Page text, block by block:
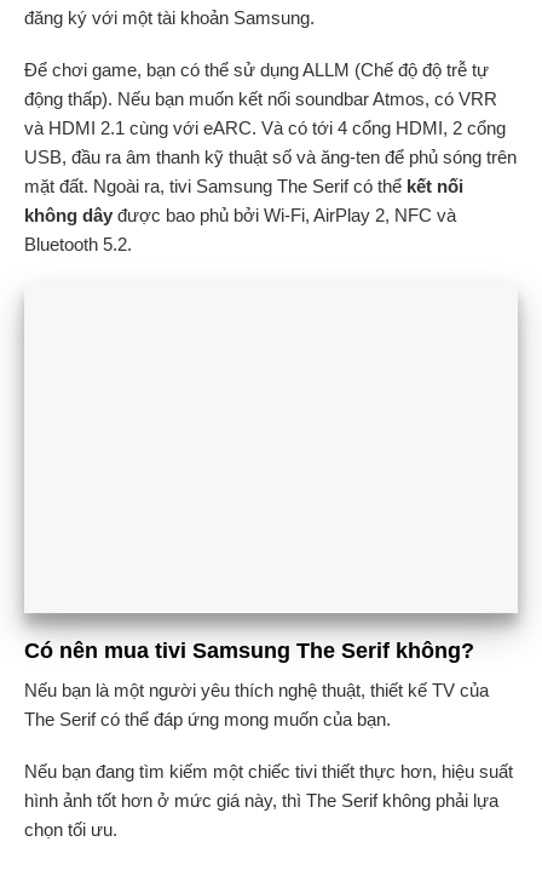
đăng ký với một tài khoản Samsung.
Để chơi game, bạn có thể sử dụng ALLM (Chế độ độ trễ tự
động thấp). Nếu bạn muốn kết nối soundbar Atmos, có VRR
và HDMI 2.1 cùng với eARC. Và có tới 4 cổng HDMI, 2 cổng
USB, đầu ra âm thanh kỹ thuật số và ăng-ten để phủ sóng trên
mặt đất. Ngoài ra, tivi Samsung The Serif có thể kết nối
không dây được bao phủ bởi Wi-Fi, AirPlay 2, NFC và
Bluetooth 5.2.
Có nên mua tivi Samsung The Serif không?
Nếu bạn là một người yêu thích nghệ thuật, thiết kế TV của
The Serif có thể đáp ứng mong muốn của bạn.
Nếu bạn đang tìm kiếm một chiếc tivi thiết thực hơn, hiệu suất
hình ảnh tốt hơn ở mức giá này, thì The Serif không phải lựa
chọn tối ưu.